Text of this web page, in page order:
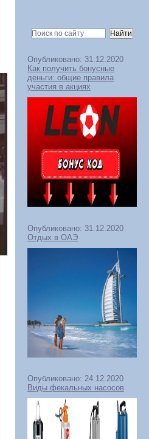
Опубликовано: 31.12.2020
Как получить бонусные
деньги: общие правила
участия в акциях
Опубликовано: 31.12.2020
Отдых в ОАЭ
Опубликовано: 24.12.2020
Виды фекальных насосов